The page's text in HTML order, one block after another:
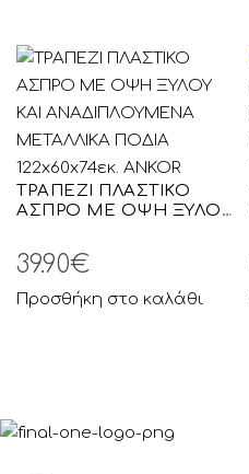
ΤΡΑΠΕΖΙ ΠΛΑΣΤΙΚΟ
ΑΣΠΡΟ ΜΕ ΟΨΗ ΞΥΛΟΥ
ΜΕΤΑΛΛΙΚΑ ΠΟΔΙΑ
122x60x74εκ. ANKOR
39.90€
Προσθήκη στο καλάθι